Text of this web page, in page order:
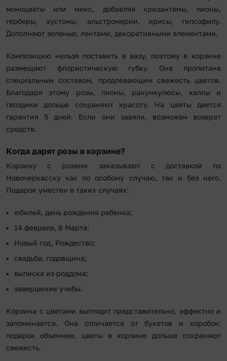
моноцветы или микс, добавляя хризантемы, пионы,
герберы, эустомы, альстромерии, ирисы, гипсофилу.
Дополняют зеленью, лентами, декоративными элементами.
Композицию нельзя поставить в вазу, поэтому в корзине
размещают флористическую губку. Она пропитана
специальным составом, продлевающим свежесть цветов.
Благодаря этому розы, пионы, ранункулюсы, каллы и
гвоздики дольше сохраняют красоту. На цветы дается
гарантия 5 дней. Если они завяли, возможен возврат
средств.
Когда дарят розы в корзине?
Корзину с розами заказывают с доставкой по
Новочеркасску как по особому случаю, так и без него.
Подарок уместен в таких случаях:
юбилей, день рождения ребенка;
14 февраля, 8 Марта;
Новый год, Рождество;
свадьба, годовщина;
выписка из роддома;
завершение учебы.
Корзина с цветами выглядит представительно, эффектно и
запоминается. Она отличается от букетов и коробок:
подарок объемнее, цветы в корзине дольше сохраняют
свежесть.